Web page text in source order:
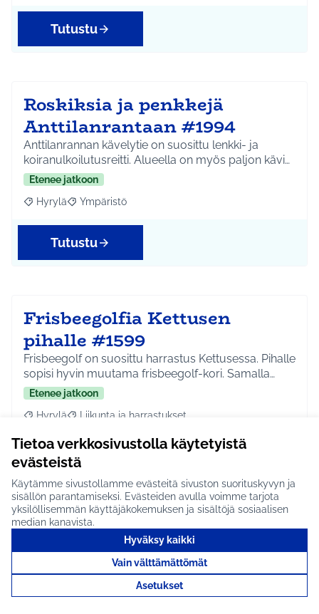
Tietoa verkkosivustolla käytetyistä
evästeistä
Käytämme sivustollamme evästeitä sivuston suorituskyvyn ja
sisällön parantamiseksi. Evästeiden avulla voimme tarjota
yksilöllisemmän käyttäjäkokemuksen ja sisältöjä sosiaalisen
median kanavista.
Hyväksy kaikki
Vain välttämättömät
Asetukset
Tutustu
Roskiksia ja penkkejä
Anttilanrantaan #1994
Anttilanrannan kävelytie on suosittu lenkki- ja
koiranulkoilutusreitti. Alueella on myös paljon kävi…
Etenee jatkoon
Rajaa tulokset aihepiirin mukaan: Hyrylä
Hyrylä Rajaa tulokset teeman mukaan: Ympäristö
Ympäristö
Tutustu
Frisbeegolfia Kettusen
pihalle #1599
Frisbeegolf on suosittu harrastus Kettusessa. Pihalle
sopisi hyvin muutama frisbeegolf-kori. Samalla…
Etenee jatkoon
Rajaa tulokset aihepiirin mukaan: Hyrylä
Hyrylä Rajaa tulokset teeman mukaan: Liikunta ja
Liikunta ja harrastukset
Tutustu
Lapsiparkki #1784
Iltaisin toimiva maksuton lapsiparkki kuntalaisten
käyttöön. Huoltajilla mahdollistuu kaupassa käynt…